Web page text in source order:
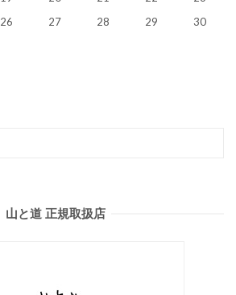
26 27 28 29
30
山と道 正規取扱店